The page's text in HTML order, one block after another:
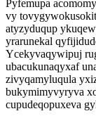
Pyfemupa
vy
atyzyduqup
yrarunekal
Ycekyvaqywipuj
ubacukunaqyxaf
zivyqamyluqula
bukymimyvyryva
cupudeqopuxeva